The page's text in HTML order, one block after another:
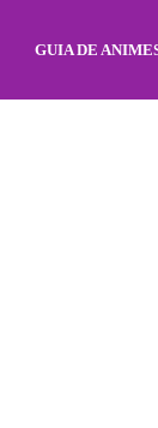
GUIA DE